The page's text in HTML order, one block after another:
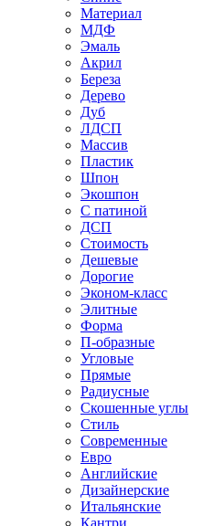
Материал
МДФ
Эмаль
Акрил
Береза
Дерево
Дуб
ЛДСП
Массив
Пластик
Шпон
Экошпон
С патиной
ДСП
Стоимость
Дешевые
Дорогие
Эконом-класс
Элитные
Форма
П-образные
Угловые
Прямые
Радиусные
Скошенные углы
Стиль
Современные
Евро
Английские
Дизайнерские
Итальянские
Кантри